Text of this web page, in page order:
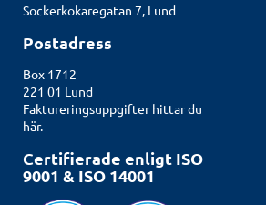
Sockerkokaregatan 7, Lund
Postadress
Box 1712
221 01 Lund
Faktureringsuppgifter hittar du
här.
Certifierade enligt ISO
9001 & ISO 14001